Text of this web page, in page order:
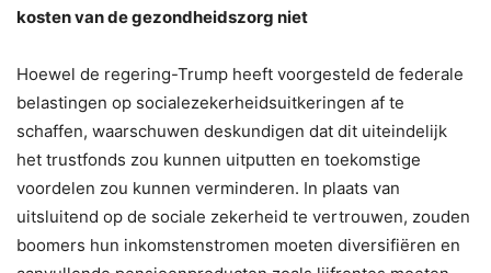
kosten van de gezondheidszorg niet
Hoewel de regering-Trump heeft voorgesteld de federale
belastingen op socialezekerheidsuitkeringen af te
schaffen, waarschuwen deskundigen dat dit uiteindelijk
het trustfonds zou kunnen uitputten en toekomstige
voordelen zou kunnen verminderen. In plaats van
uitsluitend op de sociale zekerheid te vertrouwen, zouden
boomers hun inkomstenstromen moeten diversifiëren en